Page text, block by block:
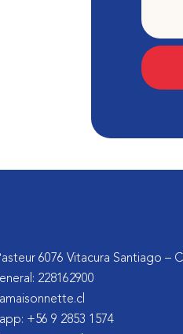
6076 Vitacura Santiago –
228162900
+56 9 2853 1574